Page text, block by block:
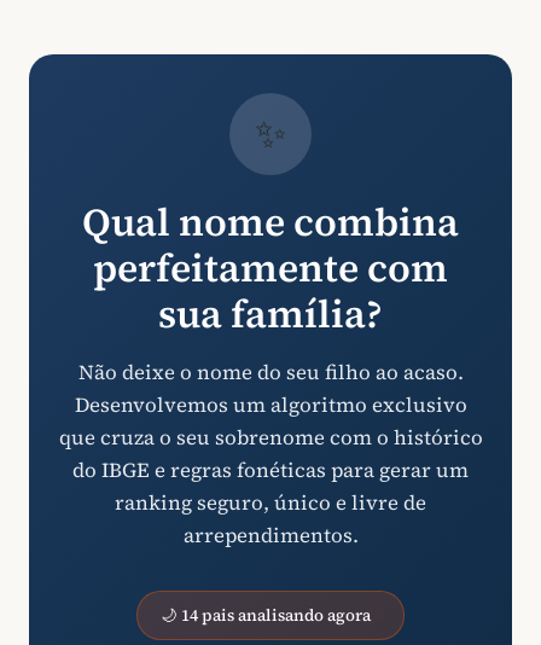
✨
Qual nome combina
perfeitamente com
sua família?
Não deixe o nome do seu filho ao acaso.
Desenvolvemos um algoritmo exclusivo
que cruza o seu sobrenome com o histórico
do IBGE e regras fonéticas para gerar um
ranking seguro, único e livre de
arrependimentos.
🌙 14 pais analisando agora